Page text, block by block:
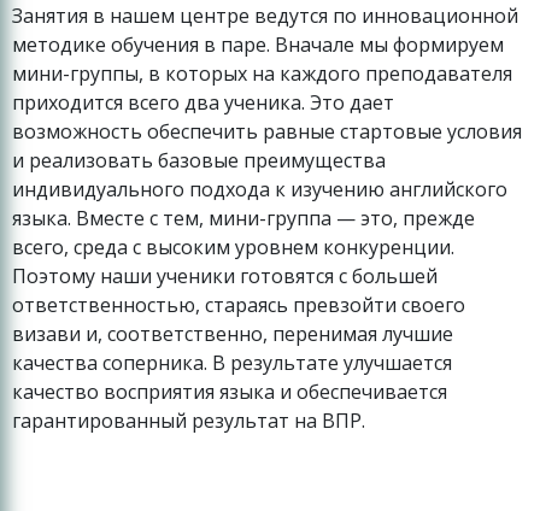
Занятия в нашем центре ведутся по инновационной
методике обучения в паре. Вначале мы формируем
мини-группы, в которых на каждого преподавателя
приходится всего два ученика. Это дает
возможность обеспечить равные стартовые условия
и реализовать базовые преимущества
индивидуального подхода к изучению английского
языка. Вместе с тем, мини-группа — это, прежде
всего, среда с высоким уровнем конкуренции.
Поэтому наши ученики готовятся с большей
ответственностью, стараясь превзойти своего
визави и, соответственно, перенимая лучшие
качества соперника. В результате улучшается
качество восприятия языка и обеспечивается
гарантированный результат на ВПР.